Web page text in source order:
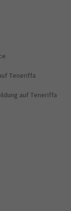
Teneriffa
auf Teneriffa